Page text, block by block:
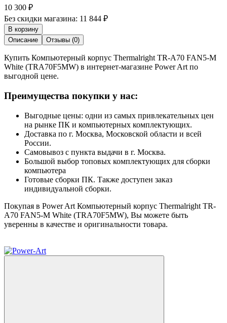
10 300 ₽
Без скидки магазина: 11 844 ₽
В корзину
Описание
Отзывы (0)
Купить Компьютерный корпус Thermalright TR-A70 FAN5-M
White (TRA70F5MW) в интернет-магазине Power Art по
выгодной цене.
Преимущества покупки у нас:
Выгодные цены: одни из самых привлекательных цен
на рынке ПК и компьютерных комплектующих.
Доставка по г. Москва, Московской области и всей
России.
Самовывоз с пункта выдачи в г. Москва.
Большой выбор топовых комплектующих для сборки
компьютера
Готовые сборки ПК. Также доступен заказ
индивидуальной сборки.
Покупая в Power Art Компьютерный корпус Thermalright TR-
A70 FAN5-M White (TRA70F5MW), Вы можете быть
уверенны в качестве и оригинальности товара.